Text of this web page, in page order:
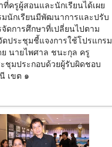
ครูผู้สอนและนักเรียนได้เผย
นักเรียนมีพัฒนาการและปรับ
ดการศึกษาที่เปลี่ยนไปตาม
ประชุมชี้แจงการใช้โปรแกรม
นายไพศาล ชนะกุล ครู
ชุมประกอบด้วยผู้รับผิดชอบ
เขต ๑